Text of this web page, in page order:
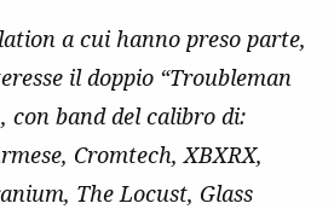
a cui hanno preso parte,
il doppio “Troubleman
con band del calibro di:
Cromtech, XBXRX,
The Locust, Glass